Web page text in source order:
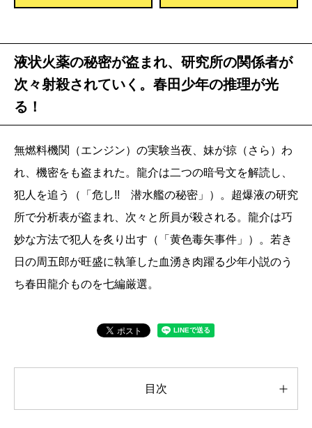
液状火薬の秘密が盗まれ、研究所の関係者が
次々射殺されていく。春田少年の推理が光
る！
無燃料機関（エンジン）の実験当夜、妹が掠（さら）わ
れ、機密をも盗まれた。龍介は二つの暗号文を解読し、
犯人を追う（「危し!! 潜水艦の秘密」）。超爆液の研究
所で分析表が盗まれ、次々と所員が殺される。龍介は巧
妙な方法で犯人を炙り出す（「黄色毒矢事件」）。若き
日の周五郎が旺盛に執筆した血湧き肉躍る少年小説のう
ち春田龍介ものを七編厳選。
目次